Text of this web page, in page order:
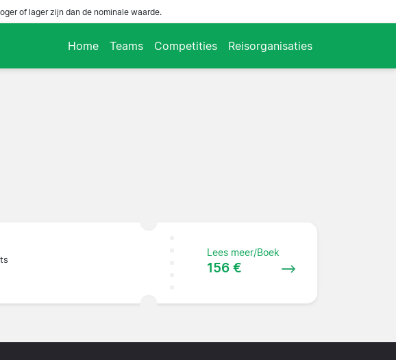
of lager zijn dan de nominale waarde.
Home Teams Competities Reisorganisaties
Lees meer/Boek
156 €